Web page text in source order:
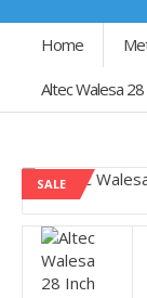
Home
Altec Walesa
SALE